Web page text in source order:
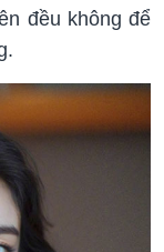
đều không để